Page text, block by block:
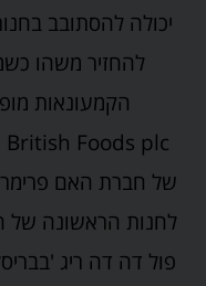
יכולה להסתובב
להחזיר משהו
הקמעונאות
של חברת האם
לחנות הראשונה של
פול דה דה ריג